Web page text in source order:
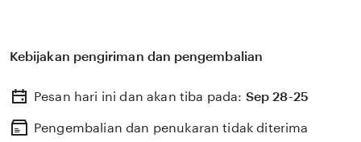
BKDK RULE 34 percaya bahwa kemandirian intelektual
berkembang pesat di pasar global. Dengan dukungan
update, kami terus memantau perkembangan
Kebijakan pengiriman dan pengembalian
Pesan hari ini dan akan tiba pada: Sep 28-25
Pengembalian dan penukaran tidak diterima